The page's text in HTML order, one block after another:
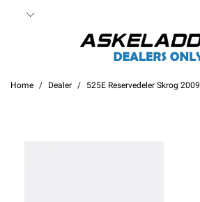
Home Dealer 525E Reservedeler Skrog 2009